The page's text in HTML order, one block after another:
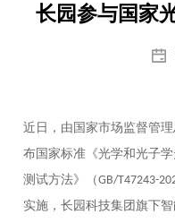
长园参与国家
近日，由国家市场监督管
布国家标准《光学和光子
测试方法》（GB/T47243-
实施，长园科技集团旗下